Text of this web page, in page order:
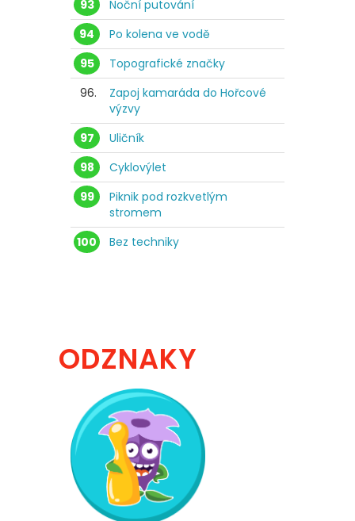
93
Noční putování
94
Po kolena ve vodě
95
Topografické značky
96.
Zapoj kamaráda do Hořcové
výzvy
97
Uličník
98
Cyklovýlet
99
Piknik pod rozkvetlým
stromem
100
Bez techniky
ODZNAKY